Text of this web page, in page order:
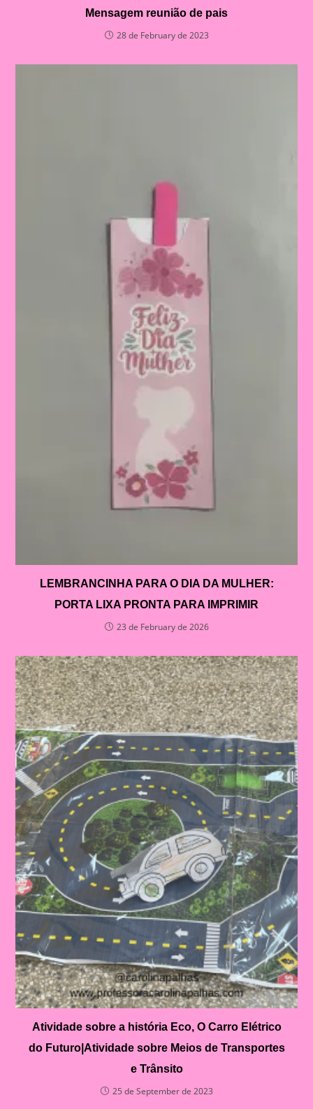
Mensagem reunião de pais
28 de February de 2023
LEMBRANCINHA PARA O DIA DA MULHER:
PORTA LIXA PRONTA PARA IMPRIMIR
23 de February de 2026
Atividade sobre a história Eco, O Carro Elétrico
do Futuro|Atividade sobre Meios de Transportes
e Trânsito
25 de September de 2023